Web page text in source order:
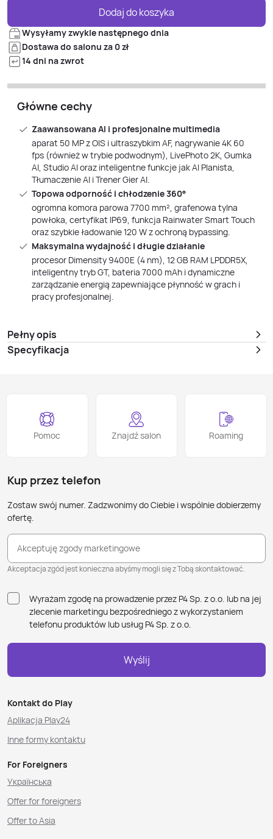
Dodaj do koszyka
Wysyłamy zwykle następnego dnia
Dostawa do salonu za 0 zł
14 dni na zwrot
Główne cechy
Zaawansowana AI i profesjonalne multimedia
aparat 50 MP z OIS i ultraszybkim AF, nagrywanie 4K 60
fps (również w trybie podwodnym), LivePhoto 2K, Gumka
AI, Studio AI oraz inteligentne funkcje jak AI Planista,
Tłumaczenie AI i Trener Gier AI.
Topowa odporność i chłodzenie 360°
ogromna komora parowa 7700 mm², grafenowa tylna
powłoka, certyfikat IP69, funkcja Rainwater Smart Touch
oraz szybkie ładowanie 120 W z ochroną bypassing.
Maksymalna wydajność i długie działanie
procesor Dimensity 9400E (4 nm), 12 GB RAM LPDDR5X,
inteligentny tryb GT, bateria 7000 mAh i dynamiczne
zarządzanie energią zapewniające płynność w grach i
pracy profesjonalnej.
Pełny opis
Specyfikacja
Pomoc Znajdź salon Roaming
Kup przez telefon
Zostaw swój numer. Zadzwonimy do Ciebie i wspólnie dobierzemy
ofertę.
Akceptuję zgody marketingowe
Akceptacja zgód jest konieczna abyśmy mogli się z Tobą skontaktować.
Wyrażam zgodę na prowadzenie przez P4 Sp. z o.o. lub na jej
zlecenie marketingu bezpośredniego z wykorzystaniem
telefonu produktów lub usług P4 Sp. z o.o.
Wyślij
Kontakt do Play
Aplikacja Play24
Inne formy kontaktu
For Foreigners
Українська
Offer for foreigners
Offer to Asia